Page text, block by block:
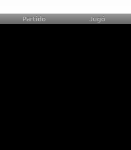
Partido Jugó